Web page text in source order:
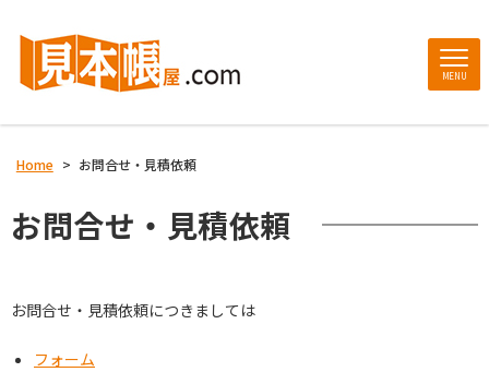
MENU
Home > お問合せ・見積依頼
お問合せ・見積依頼
お問合せ・見積依頼につきましては
フォーム